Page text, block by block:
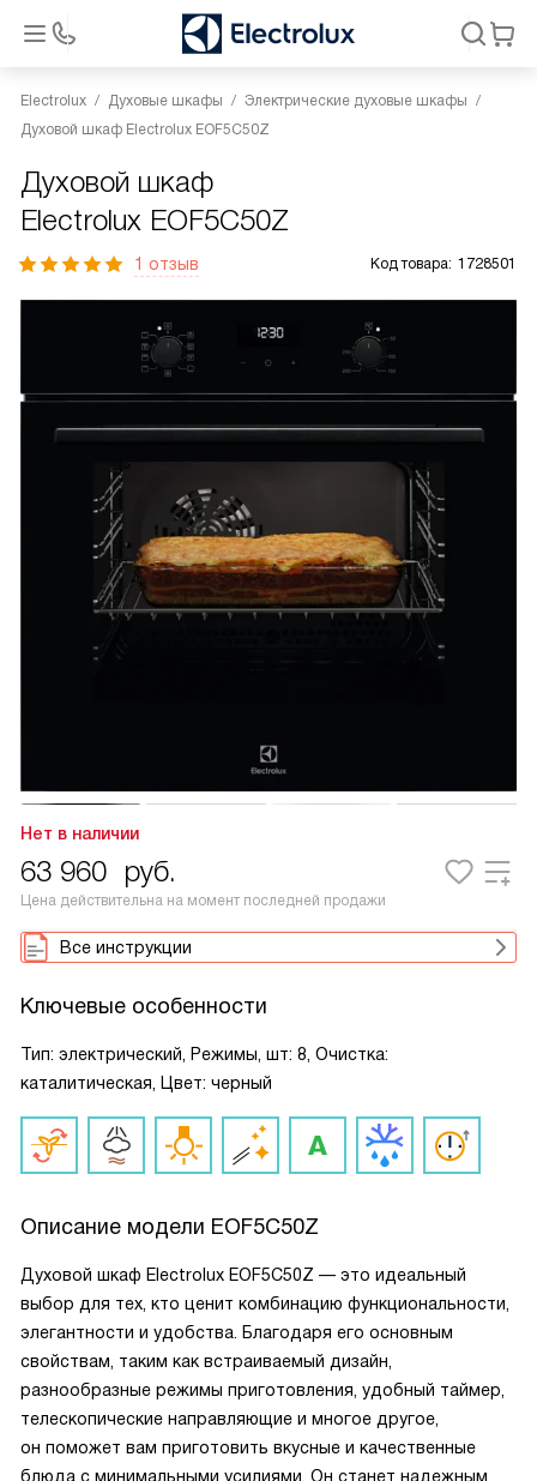
Electrolux Духовые шкафы
Электрические духовые шкафы
Духовой шкаф Electrolux EOF5C50Z
Духовой шкаф
Electrolux EOF5C50Z
1 отзыв Код товара: 1728501
Нет в наличии
63 960 руб.
Цена действительна на момент последней продажи
Все инструкции
Ключевые особенности
Тип: электрический, Режимы, шт: 8, Очистка:
каталитическая, Цвет: черный
Описание модели EOF5C50Z
Духовой шкаф Electrolux EOF5C50Z — это идеальный
выбор для тех, кто ценит комбинацию функциональности,
элегантности и удобства. Благодаря его основным
свойствам, таким как встраиваемый дизайн,
разнообразные режимы приготовления, удобный таймер,
телескопические направляющие и многое другое,
он поможет вам приготовить вкусные и качественные
блюда с минимальными усилиями. Он станет надежным